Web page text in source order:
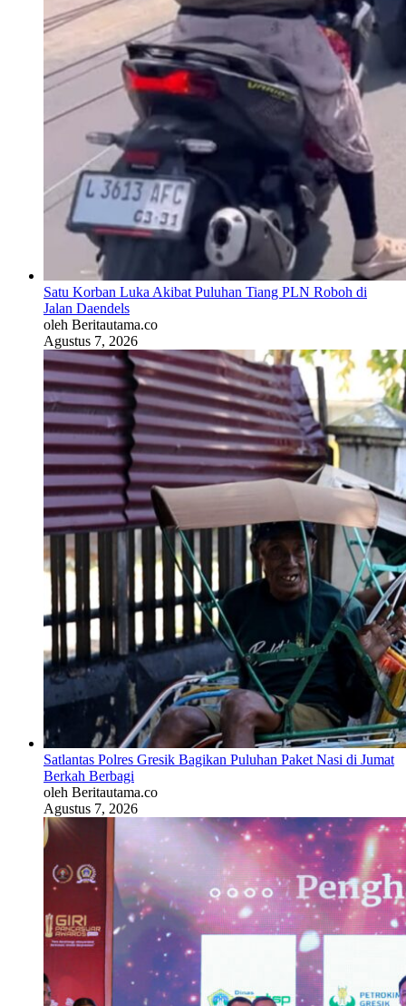
Satu Korban Luka Akibat Puluhan Tiang PLN Roboh di
Jalan Daendels
oleh Beritautama.co
Agustus 7, 2026
Satlantas Polres Gresik Bagikan Puluhan Paket Nasi di Jumat
Berkah Berbagi
oleh Beritautama.co
Agustus 7, 2026